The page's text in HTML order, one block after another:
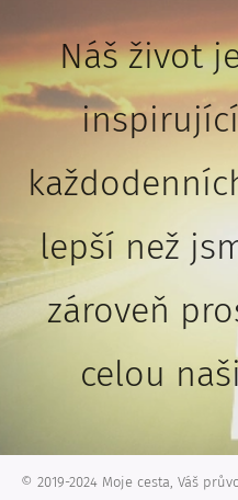
Náš život
lepší než
zároveň
celou
© 2019-2024 Moje cesta, Váš